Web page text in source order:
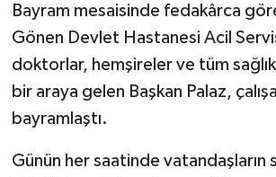
Bayram mesaisinde fedakârca
Gönen Devlet Hastanesi Acil
doktorlar, hemşireler ve tüm
bir araya gelen Başkan Palaz,
bayramlaştı.
Günün her saatinde vatandaşların
Spor
Tarihi Yapılarımız
Teknoloji
Türkiye